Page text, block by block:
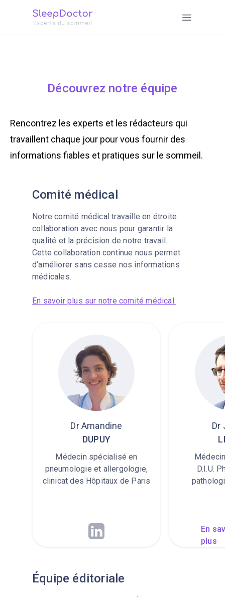
Découvrez notre équipe
Rencontrez les experts et les rédacteurs qui
travaillent chaque jour pour vous fournir des
informations fiables et pratiques sur le sommeil.
Comité médical
Notre comité médical travaille en étroite
collaboration avec nous pour garantir la
qualité et la précision de notre travail.
Cette collaboration continue nous permet
d’améliorer sans cesse nos informations
médicales.
En savoir plus sur notre comité médical.
Dr
D.I.U.
Dr Amandine
DUPUY
Médecin spécialisé en
pneumologie et allergologie,
clinicat des Hôpitaux de Paris
En
plus
Équipe éditoriale